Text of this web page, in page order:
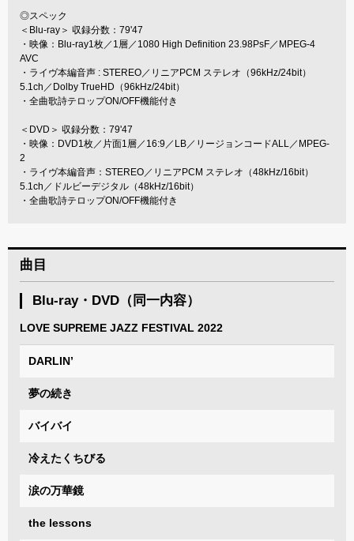
◎スペック
＜Blu-ray＞ 収録分数：79'47
・映像：Blu-ray1枚／1層／1080 High Definition 23.98PsF／MPEG-4
AVC
・ライヴ本編音声 : STEREO／リニアPCM ステレオ（96kHz/24bit）
5.1ch／Dolby TrueHD（96kHz/24bit）
・全曲歌詩テロップON/OFF機能付き
＜DVD＞ 収録分数：79'47
・映像：DVD1枚／片面1層／16:9／LB／リージョンコードALL／MPEG-
2
・ライヴ本編音声：STEREO／リニアPCM ステレオ（48kHz/16bit）
5.1ch／ドルビーデジタル（48kHz/16bit）
・全曲歌詩テロップON/OFF機能付き
曲目
Blu-ray・DVD（同一内容）
LOVE SUPREME JAZZ FESTIVAL 2022
DARLIN’
夢の続き
バイバイ
冷えたくちびる
涙の万華鏡
the lessons